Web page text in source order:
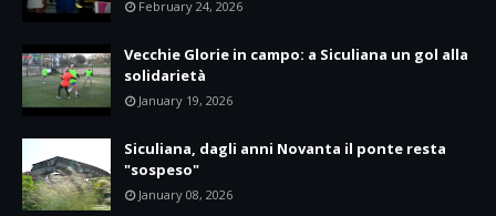
February 24, 2026
Vecchie Glorie in campo: a Siculiana un gol alla
solidarietà
January 19, 2026
Siculiana, dagli anni Novanta il ponte resta
"sospeso"
January 08, 2026